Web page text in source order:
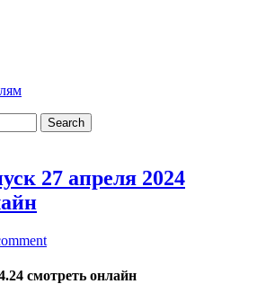
27 апреля 2024
смотреть онлайн